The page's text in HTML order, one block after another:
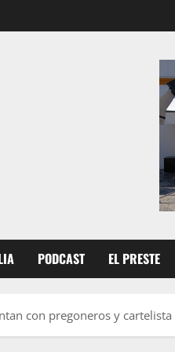
PODCAST EL PRESTE
con pregoneros y cartelista